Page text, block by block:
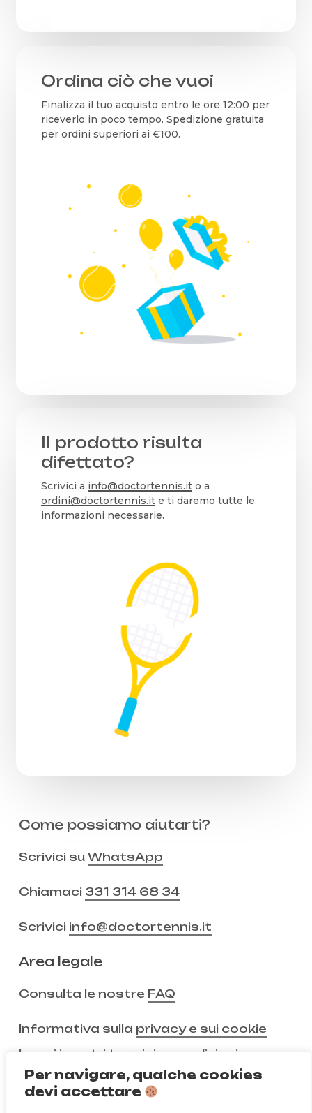
Per navigare, qualche cookies
devi accettare
Ordina ciò che vuoi
Finalizza il tuo acquisto entro le ore 12:00 per
riceverlo in poco tempo. Spedizione gratuita
per ordini superiori ai €100.
Il prodotto risulta
difettato?
Scrivici a info@doctortennis.ito a
ordini@doctortennis.ite ti daremo tutte le
informazioni necessarie.
Come possiamo aiutarti?
Scrivici suWhatsApp
Chiamaci 331 314 68 34
Scrivici info@doctortennis.it
Area legale
Consulta le nostre FAQ
Informativa sulla privacy e sui cookie
Leggi i nostri termini e condizioni